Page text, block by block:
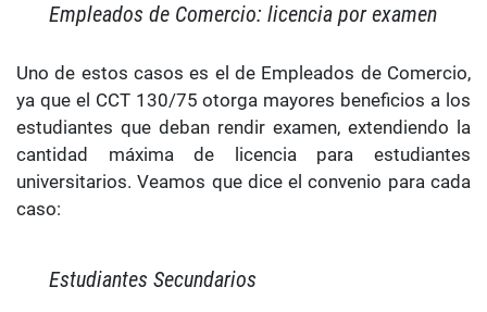
Empleados de Comercio: licencia por examen
Uno de estos casos es el de Empleados de Comercio,
ya que el CCT 130/75 otorga mayores beneficios a los
estudiantes que deban rendir examen, extendiendo la
cantidad máxima de licencia para estudiantes
universitarios. Veamos que dice el convenio para cada
caso:
Estudiantes Secundarios